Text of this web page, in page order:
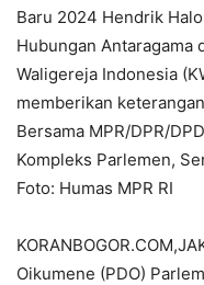
Baru 2024 Hendrik
Hubungan Antaragama
Waligereja Indonesia
memberikan
Bersama MPR/DPR/
Kompleks Parlemen,
Foto: Humas MPR RI
Oikumene (PDO)